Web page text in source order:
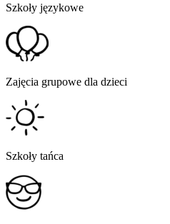
Szkoły językowe
Zajęcia grupowe dla dzieci
Szkoły tańca